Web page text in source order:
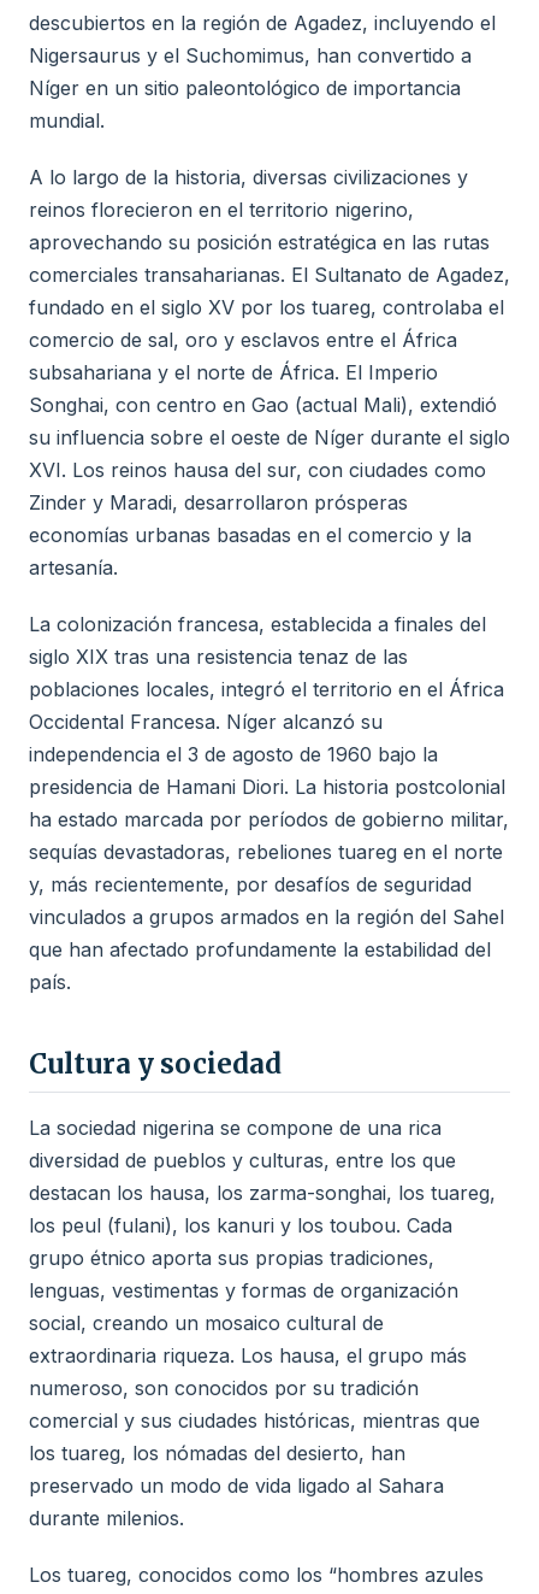
descubiertos en la región de Agadez, incluyendo el
Nigersaurus y el Suchomimus, han convertido a
Níger en un sitio paleontológico de importancia
mundial.
A lo largo de la historia, diversas civilizaciones y
reinos florecieron en el territorio nigerino,
aprovechando su posición estratégica en las rutas
comerciales transaharianas. El Sultanato de Agadez,
fundado en el siglo XV por los tuareg, controlaba el
comercio de sal, oro y esclavos entre el África
subsahariana y el norte de África. El Imperio
Songhai, con centro en Gao (actual Mali), extendió
su influencia sobre el oeste de Níger durante el siglo
XVI. Los reinos hausa del sur, con ciudades como
Zinder y Maradi, desarrollaron prósperas
economías urbanas basadas en el comercio y la
artesanía.
La colonización francesa, establecida a finales del
siglo XIX tras una resistencia tenaz de las
poblaciones locales, integró el territorio en el África
Occidental Francesa. Níger alcanzó su
independencia el 3 de agosto de 1960 bajo la
presidencia de Hamani Diori. La historia postcolonial
ha estado marcada por períodos de gobierno militar,
sequías devastadoras, rebeliones tuareg en el norte
y, más recientemente, por desafíos de seguridad
vinculados a grupos armados en la región del Sahel
que han afectado profundamente la estabilidad del
país.
Cultura y sociedad
La sociedad nigerina se compone de una rica
diversidad de pueblos y culturas, entre los que
destacan los hausa, los zarma-songhai, los tuareg,
los peul (fulani), los kanuri y los toubou. Cada
grupo étnico aporta sus propias tradiciones,
lenguas, vestimentas y formas de organización
social, creando un mosaico cultural de
extraordinaria riqueza. Los hausa, el grupo más
numeroso, son conocidos por su tradición
comercial y sus ciudades históricas, mientras que
los tuareg, los nómadas del desierto, han
preservado un modo de vida ligado al Sahara
durante milenios.
Los tuareg, conocidos como los “hombres azules